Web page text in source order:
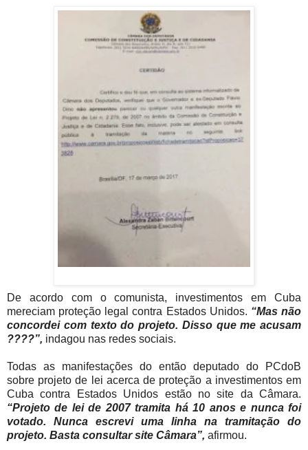
De acordo com o comunista, investimentos em Cuba
mereciam proteção legal contra Estados Unidos. “Mas não
concordei com texto do projeto. Disso que me acusam
????”, indagou nas redes sociais.
Todas as manifestações do então deputado do PCdoB
sobre projeto de lei acerca de proteção a investimentos em
Cuba contra Estados Unidos estão no site da Câmara.
“Projeto de lei de 2007 tramita há 10 anos e nunca foi
votado. Nunca escrevi uma linha na tramitação do
projeto. Basta consultar site Câmara”, afirmou.